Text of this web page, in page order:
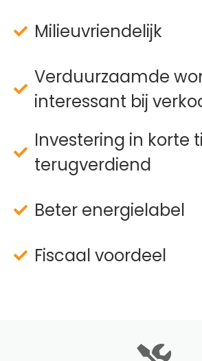
Milieuvriendelijk
Verduurzaamde
interessant bij
Investering in korte
terugverdiend
Beter energielabel
Fiscaal voordeel